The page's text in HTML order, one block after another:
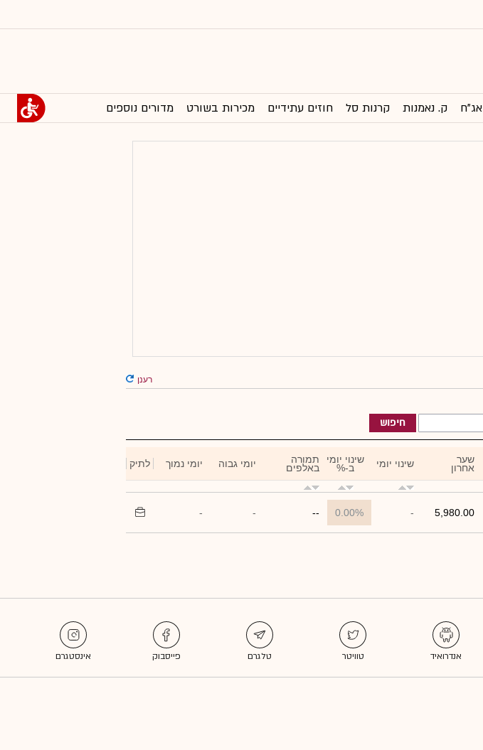
אג"ח ק. נאמנות קרנות סל חוזים עתידיים מכירות בשורט מדורים נוספים
רענן
חיפוש
שער
אחרון שינוי יומי שינוי יומי
ב-%
תמורה
באלפים יומי גבוה יומי נמוך לתיק
5,980.00
-
0.00%
--
-
-